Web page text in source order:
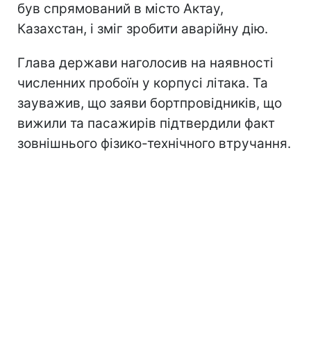
був спрямований в місто Актау,
Казахстан, і зміг зробити аварійну дію.
Глава держави наголосив на наявності
численних пробоїн у корпусі літака. Та
зауважив, що заяви бортпровідників, що
вижили та пасажирів підтвердили факт
зовнішнього фізико-технічного втручання.